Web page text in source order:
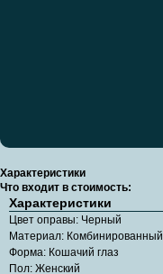
Характеристики
Что входит в стоимость:
Характеристики
Цвет оправы: Черный
Материал: Комбинированный
Форма: Кошачий глаз
Пол: Женский